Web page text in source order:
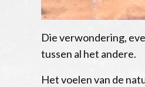
Die verwondering,
tussen al het andere.
Het voelen van de